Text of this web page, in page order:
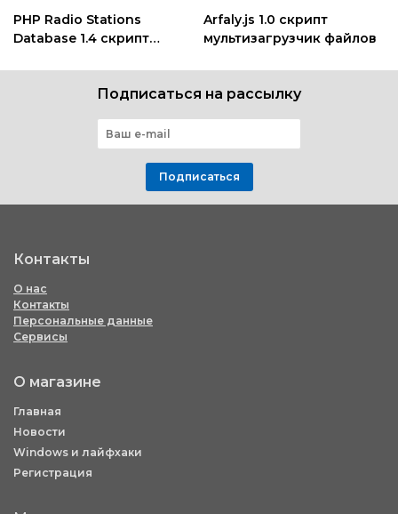
PHP Radio Stations
Database 1.4 скрипт
Arfaly.js 1.0 скрипт
мультизагрузчик файлов
Подписаться на рассылку
Подписаться
Контакты
О нас
Контакты
Персональные данные
Сервисы
О магазине
Главная
Новости
Windows и лайфхаки
Регистрация